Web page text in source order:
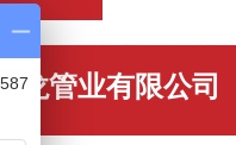
龙管业有限公司